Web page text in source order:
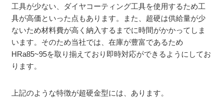
工具が少ない、ダイヤコーティング工具を使用するため工
具が高価といった点もあります。また、超硬は供給量が少
ないため材料費が高く納入するまでに時間がかかってしま
います。そのため当社では、在庫が豊富であるため
HRa85~95を取り揃えており即時対応ができるようにしてお
ります。
上記のような特徴が超硬金型には、あります。